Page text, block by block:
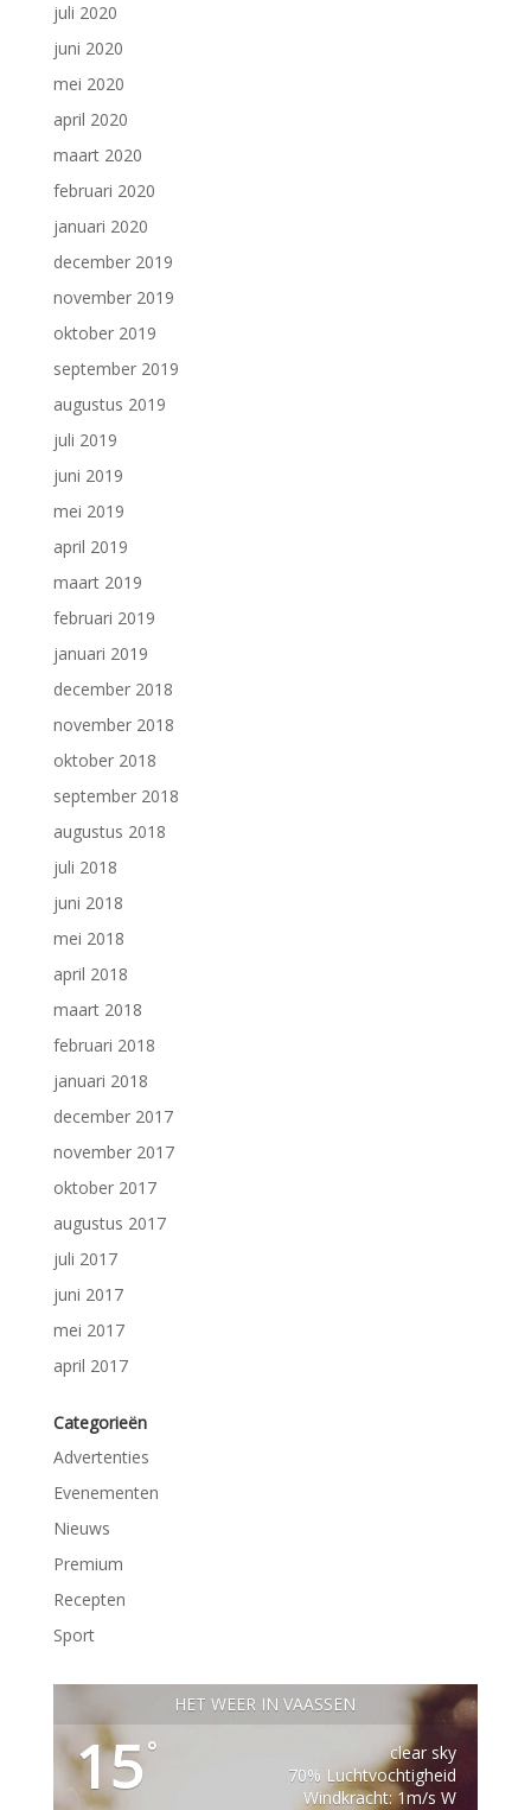
juli 2020
juni 2020
mei 2020
april 2020
maart 2020
februari 2020
januari 2020
december 2019
november 2019
oktober 2019
september 2019
augustus 2019
juli 2019
juni 2019
mei 2019
april 2019
maart 2019
februari 2019
januari 2019
december 2018
november 2018
oktober 2018
september 2018
augustus 2018
juli 2018
juni 2018
mei 2018
april 2018
maart 2018
februari 2018
januari 2018
december 2017
november 2017
oktober 2017
augustus 2017
juli 2017
juni 2017
mei 2017
april 2017
Categorieën
Advertenties
Evenementen
Nieuws
Premium
Recepten
Sport
HET WEER IN VAASSEN
15°
clear sky
70% Luchtvochtigheid
Windkracht: 1m/s W